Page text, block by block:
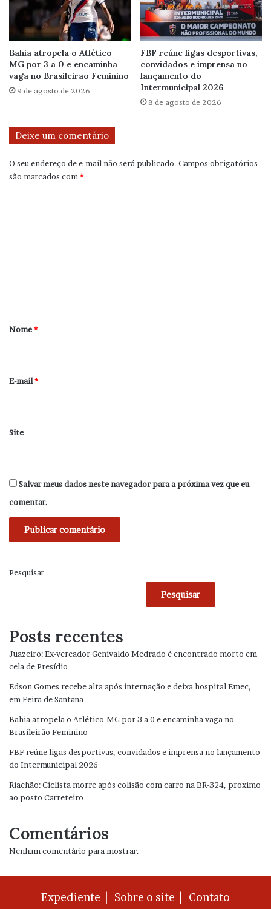
Bahia atropela o Atlético-
MG por 3 a 0 e encaminha
vaga no Brasileirão Feminino
9 de agosto de 2026
FBF reúne ligas desportivas,
convidados e imprensa no
lançamento do
Intermunicipal 2026
8 de agosto de 2026
Deixe um comentário
O seu endereço de e-mail não será publicado. Campos obrigatórios
são marcados com*
r
*
Nome*
E-mail*
Site
Salvar meus dados neste navegador para a próxima vez que eu
comentar.
Pesquisar
Pesquisar
Posts recentes
Juazeiro: Ex-vereador Genivaldo Medrado é encontrado morto em
cela de Presídio
Edson Gomes recebe alta após internação e deixa hospital Emec,
em Feira de Santana
Bahia atropela o Atlético-MG por 3 a 0 e encaminha vaga no
Brasileirão Feminino
FBF reúne ligas desportivas, convidados e imprensa no lançamento
do Intermunicipal 2026
Riachão: Ciclista morre após colisão com carro na BR-324, próximo
ao posto Carreteiro
Comentários
Nenhum comentário para mostrar.
Expediente | Sobre o site | Contato